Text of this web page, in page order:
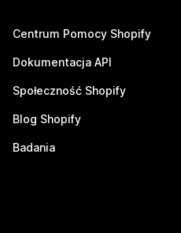
Centrum Pomocy Shopify
Dokumentacja API
Społeczność Shopify
Blog Shopify
Badania